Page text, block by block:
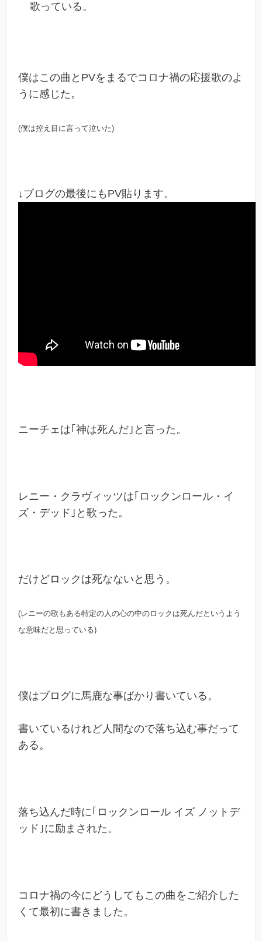
歌っている。
僕はこの曲とPVをまるでコロナ禍の応援歌のよ
うに感じた。
(僕は控え目に言って泣いた)
↓ブログの最後にもPV貼ります。
ニーチェは｢神は死んだ｣と言った。
レニー・クラヴィッツは｢ロックンロール・イ
ズ・デッド｣と歌った。
だけどロックは死なないと思う。
(レニーの歌もある特定の人の心の中のロックは死んだというよう
な意味だと思っている)
僕はブログに馬鹿な事ばかり書いている。
書いているけれど人間なので落ち込む事だって
ある。
落ち込んだ時に｢ロックンロール イズ ノットデ
ッド｣に励まされた。
コロナ禍の今にどうしてもこの曲をご紹介した
くて最初に書きました。